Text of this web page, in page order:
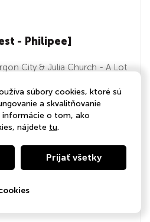
- Philipee]
City & Julia Church - A Lot
Mix)3. Drozďo & Demex -
Mafia - Ray of Solar (Mau P
MATTN x DJs From Mars x
(Extended Mix)7. Joel Cor...
súbory cookies, ktoré sú
a skvalitňovanie
informácie o tom, ako
nájdete tu.
Prijať všetky